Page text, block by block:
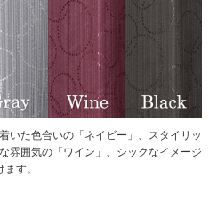
いた色合いの「ネイビー」、スタイリッ
雰囲気の「ワイン」、シックなイメージ
す。